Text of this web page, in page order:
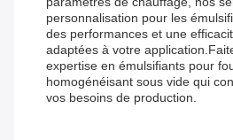
personnalisation pour les
des performances et une
adaptées à votre
expertise en émulsifiants pour
homogénéisant sous vide qui
vos besoins de production.